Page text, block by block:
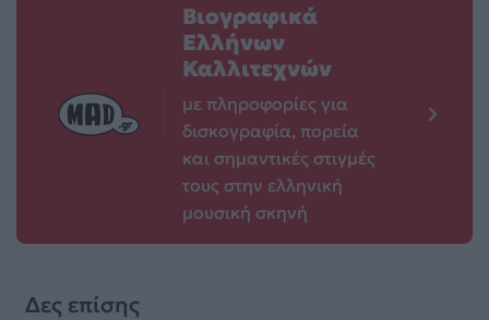
Βιογραφικά
Ελλήνων
Καλλιτεχνών
με πληροφορίες για
δισκογραφία, πορεία
και σημαντικές στιγμές
τους στην ελληνική
μουσική σκηνή
Δες επίσης